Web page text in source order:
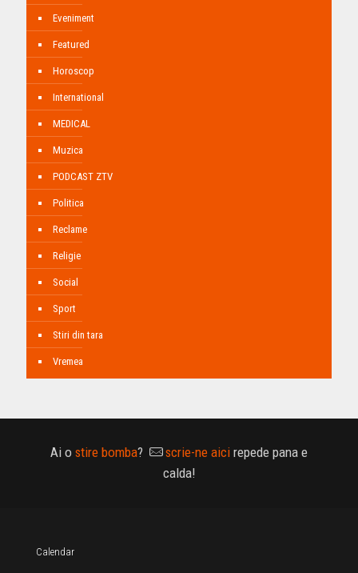
Eveniment
Featured
Horoscop
International
MEDICAL
Muzica
PODCAST ZTV
Politica
Reclame
Religie
Social
Sport
Stiri din tara
Vremea
Ai o stire bomba? scrie-ne aici repede pana e
calda!
Calendar